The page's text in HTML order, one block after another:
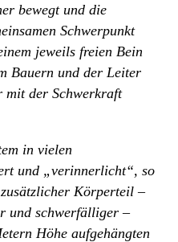
bewegt und die
Schwerpunkt
jeweils freien Bein
Bauern und der Leiter
mit der Schwerkraft
in vielen
und „verinnerlicht“, so
Körperteil –
und schwerfälliger –
Höhe aufgehängten